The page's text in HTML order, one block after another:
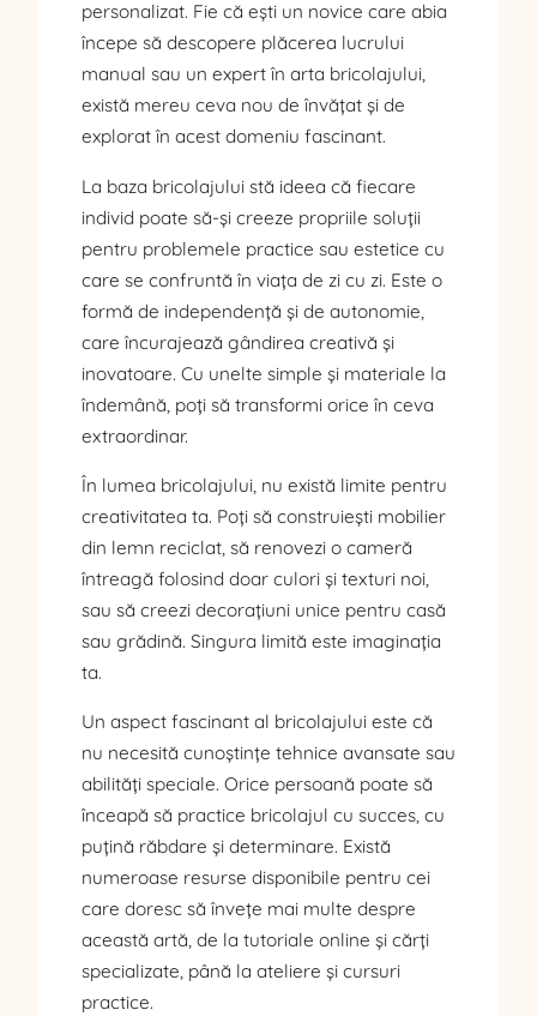
personalizat. Fie că ești un novice care abia
începe să descopere plăcerea lucrului
manual sau un expert în arta bricolajului,
există mereu ceva nou de învățat și de
explorat în acest domeniu fascinant.
La baza bricolajului stă ideea că fiecare
individ poate să-și creeze propriile soluții
pentru problemele practice sau estetice cu
care se confruntă în viața de zi cu zi. Este o
formă de independență și de autonomie,
care încurajează gândirea creativă și
inovatoare. Cu unelte simple și materiale la
îndemână, poți să transformi orice în ceva
extraordinar.
În lumea bricolajului, nu există limite pentru
creativitatea ta. Poți să construiești mobilier
din lemn reciclat, să renovezi o cameră
întreagă folosind doar culori și texturi noi,
sau să creezi decorațiuni unice pentru casă
sau grădină. Singura limită este imaginația
ta.
Un aspect fascinant al bricolajului este că
nu necesită cunoștințe tehnice avansate sau
abilități speciale. Orice persoană poate să
înceapă să practice bricolajul cu succes, cu
puțină răbdare și determinare. Există
numeroase resurse disponibile pentru cei
care doresc să învețe mai multe despre
această artă, de la tutoriale online și cărți
specializate, până la ateliere și cursuri
practice.